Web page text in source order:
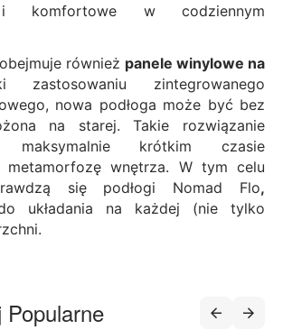
i komfortowe w codziennym
również panele winylowe na
zastosowaniu zintegrowanego
nowa podłoga może być bez
na starej. Takie rozwiązanie
krótkim czasie
metamorfozę wnętrza. W tym celu
się podłogi Nomad Flo,
układania na każdej (nie tylko
Popularne